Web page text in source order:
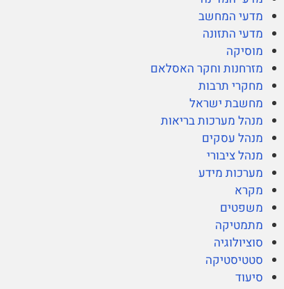
מדעי המחשב
מדעי התזונה
מוסיקה
מזרחנות וחקר האסלאם
מחקרי תרבות
מחשבת ישראל
מנהל מערכות בריאות
מנהל עסקים
מנהל ציבורי
מערכות מידע
מקרא
משפטים
מתמטיקה
סוציולוגיה
סטטיסטיקה
סיעוד